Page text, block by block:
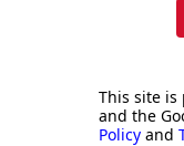
This site is
and the
Policy and